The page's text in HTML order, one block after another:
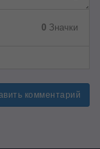
0 Значки
комментарий